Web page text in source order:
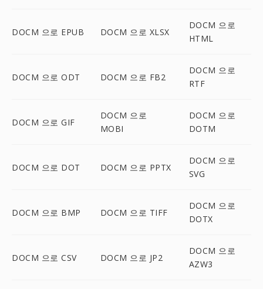
DOCM 으로 EPUB DOCM 으로 XLSX
DOCM 으로
HTML
DOCM 으로 ODT DOCM 으로 FB2
DOCM 으로
RTF
DOCM 으로 GIF
DOCM 으로
MOBI
DOCM 으로
DOTM
DOCM 으로 DOT DOCM 으로 PPTX
DOCM 으로
SVG
DOCM 으로 BMP DOCM 으로 TIFF
DOCM 으로
DOTX
DOCM 으로 CSV DOCM 으로 JP2
DOCM 으로
AZW3